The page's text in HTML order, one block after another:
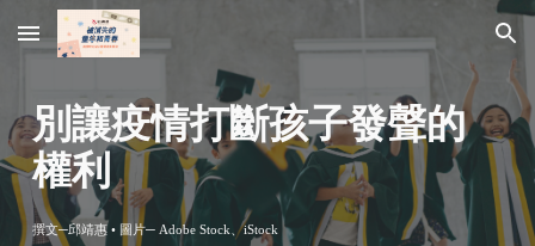
Skip to main content Skip to navigation
別讓疫情打斷孩子發聲的
權利
撰文─邱靖惠 • 圖片─ Adobe Stock 、iStock